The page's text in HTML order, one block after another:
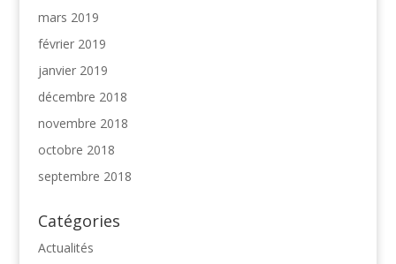
mars 2019
février 2019
janvier 2019
décembre 2018
novembre 2018
octobre 2018
septembre 2018
Catégories
Actualités